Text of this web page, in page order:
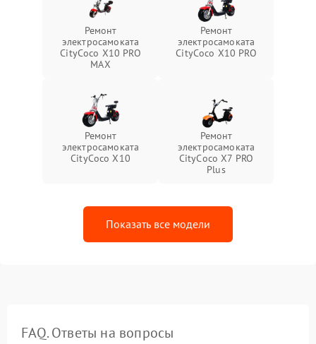
Ремонт
электросамоката
CityCoco X10 PRO
MAX
Ремонт
электросамоката
CityCoco X10 PRO
Ремонт
электросамоката
CityCoco X10
Ремонт
электросамоката
CityCoco X7 PRO
Plus
Показать все модели
FAQ. Ответы на вопросы